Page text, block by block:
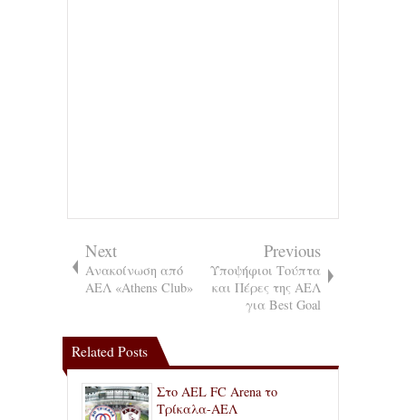
Next
Ανακοίνωση από
ΑΕΛ «Athens Club»
Previous
Υποψήφιοι Τούπτα
και Πέρες της ΑΕΛ
για Best Goal
Related Posts
Στο ΑΕL FC Arena το
Τρίκαλα-ΑΕΛ